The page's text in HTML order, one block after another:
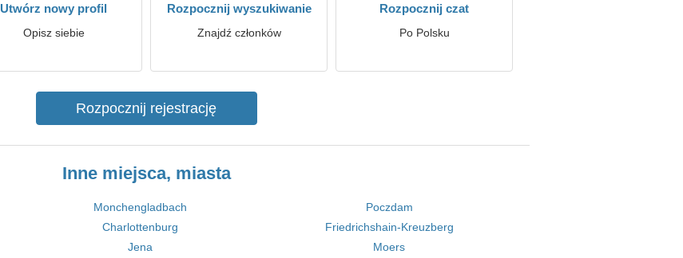
Utwórz nowy profil
Opisz siebie
Rozpocznij wyszukiwanie
Znajdź członków
Rozpocznij czat
Po Polsku
Rozpocznij rejestrację
Inne miejsca, miasta
Monchengladbach
Poczdam
Charlottenburg
Friedrichshain-Kreuzberg
Jena Moers